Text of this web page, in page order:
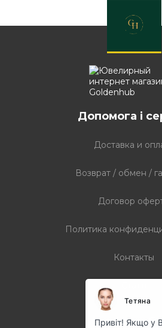
Допомога і
Доставка и
Возврат / обмен /
Договор
Политика
Контакты
Графік